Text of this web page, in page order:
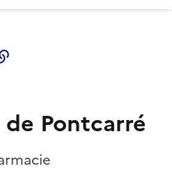
Twitter)
Pontcarré